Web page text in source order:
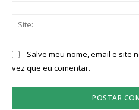
Salve meu nome, email e site
vez que eu comentar.